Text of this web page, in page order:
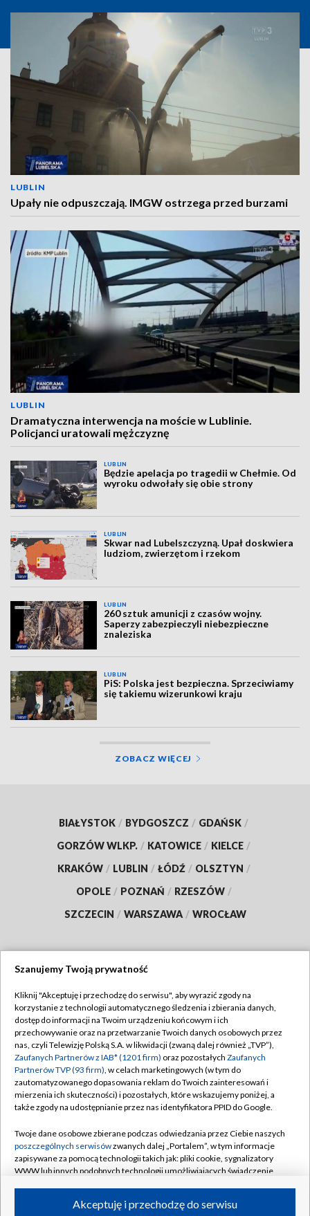
LUBLIN
Upały nie odpuszczają. IMGW ostrzega przed burzami
LUBLIN
Dramatyczna interwencja na moście w Lublinie.
Policjanci uratowali mężczyznę
LUBLIN
Będzie apelacja po tragedii w Chełmie. Od
wyroku odwołały się obie strony
LUBLIN
Skwar nad Lubelszczyzną. Upał doskwiera
ludziom, zwierzętom i rzekom
LUBLIN
260 sztuk amunicji z czasów wojny.
Saperzy zabezpieczyli niebezpieczne
znaleziska
LUBLIN
PiS: Polska jest bezpieczna. Sprzeciwiamy
się takiemu wizerunkowi kraju
ZOBACZ WIĘCEJ
BIAŁYSTOK / BYDGOSZCZ / GDAŃSK /
GORZÓW WLKP. / KATOWICE / KIELCE /
KRAKÓW / LUBLIN / ŁÓDŹ / OLSZTYN /
OPOLE / POZNAŃ / RZESZÓW /
SZCZECIN / WARSZAWA / WROCŁAW
TVP
Abonament TVP
Emisja w TVP
Centrum informacji TVP
Naziemna Telewizja Cyfrowa
Rada Programowa
System NOS
Informacje o nadawcy
Program dla prasy
Regulamin TVP
Polityka prywatności
Moje zgody
Pomoc
Kontakt
Kanały
Szanujemy Twoją prywatność
Kliknij "Akceptuję i przechodzę do serwisu", aby wyrazić zgody na
korzystanie z technologii automatycznego śledzenia i zbierania danych,
dostęp do informacji na Twoim urządzeniu końcowym i ich
przechowywanie oraz na przetwarzanie Twoich danych osobowych przez
nas, czyli Telewizję Polską S.A. w likwidacji (zwaną dalej również „TVP”),
Zaufanych Partnerów z IAB* (1201 firm) oraz pozostałych Zaufanych
Partnerów TVP (93 firm), w celach marketingowych (w tym do
zautomatyzowanego dopasowania reklam do Twoich zainteresowań i
mierzenia ich skuteczności) i pozostałych, które wskazujemy poniżej, a
także zgody na udostępnianie przez nas identyfikatora PPID do Google.
Twoje dane osobowe zbierane podczas odwiedzania przez Ciebie naszych
poszczególnych serwisówzwanych dalej „Portalem”, w tym informacje
zapisywane za pomocą technologii takich jak: pliki cookie, sygnalizatory
WWW lub innych podobnych technologii umożliwiających świadczenie
ruchu w Internecie.Akceptuję i przechodzę do serwisu